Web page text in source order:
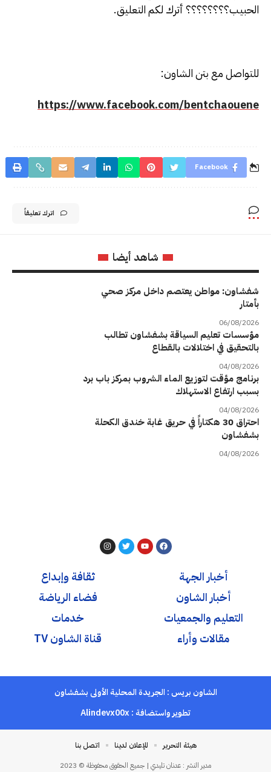
الحبيب؟؟؟؟؟؟؟؟ أترك لكم التعليق.
للتواصل مع بتن الشاون:
https://www.facebook.com/bentchaouene
Facebook
اترك تعليقاً
شاهد أيضا
شفشاون: مواطن يعتصم داخل مركز صحي
بأمتار
06/08/2026
مؤسسات تعليم السياقة بشفشاون تطالب
بالتحقيق في اختلالات بالقطاع
04/08/2026
برنامج مؤقت لتوزيع الماء الشروب بمركز باب برد
بسبب ارتفاع الاستهلاك
04/08/2026
احتراق 30 هكتاراً في حريق غابة خندق الكحلة
بشفشاون
04/08/2026
أخبار الجهة
أخبار الشاون
التعليم والجمعيات
مقالات وأراء
ثقافة وإبداع
فضاء الرياضة
خدمات
قناة الشاون TV
الشاون بريس : الجريدة المحلية الأولى بشفشاون
تطوير واستضافة : Alindevx00x
مدير النشر : عدنان تليدي | جميع الحقوق محفوظة © 2023
هيئة التحرير للإعلان لدينا اتصل بنا